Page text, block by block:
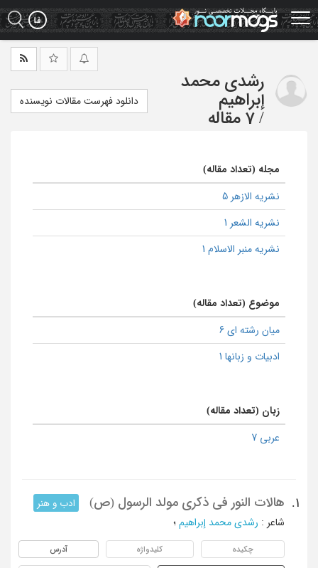
Skip
to
main
رشدی محمد
إبراهیم
/ 7 مقاله
دانلود فهرست مقالات نویسنده
مجله (تعداد مقاله)
نشریه الازهر 5
نشریه الشعر 1
نشریه منبر الاسلام 1
موضوع (تعداد مقاله)
میان رشته ای 6
ادبیات و زبانها 1
زبان (تعداد مقاله)
عربی 7
1. هالات النور فی ذکری مولد الرسول (ص)
ادب و هنر
شاعر : رشدی محمد إبراهیم ؛
چکیده کلیدواژه آدرس